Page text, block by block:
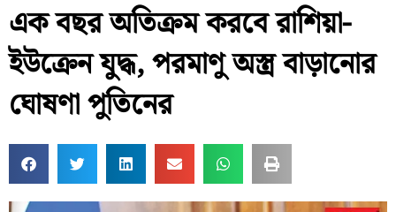
ফুল চাষ ফল চাষ মাছ চাষউত্তর ২৪ পরগনা
এক বছর অতিক্রম করবে রাশিয়া-
ইউক্রেন যুদ্ধ, পরমাণু অস্ত্র বাড়ানোর
ঘোষণা পুতিনের